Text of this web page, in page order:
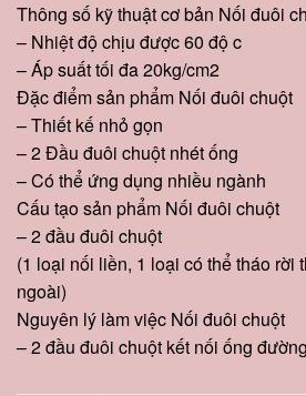
Thông số kỹ thuật cơ bản Nối đuôi
– Nhiệt độ chịu được 60 độ c
– Áp suất tối đa 20kg/cm2
Đặc điểm sản phẩm Nối đuôi chuột
– Thiết kế nhỏ gọn
– 2 Đầu đuôi chuột nhét ống
– Có thể ứng dụng nhiều ngành
Cấu tạo sản phẩm Nối đuôi chuột
– 2 đầu đuôi chuột
(1 loại nối liền, 1 loại có thể tháo rời
ngoài)
Nguyên lý làm việc Nối đuôi chuột
– 2 đầu đuôi chuột kết nối ống